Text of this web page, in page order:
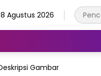
Agustus 2026